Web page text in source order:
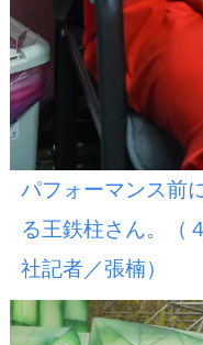
パフォーマンス前
る王鉄柱さん。（
社記者／張楠）